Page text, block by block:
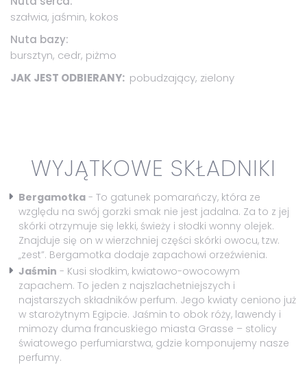
szałwia, jaśmin, kokos
Nuta bazy:
bursztyn, cedr, piżmo
JAK JEST ODBIERANY: pobudzający, zielony
WYJĄTKOWE SKŁADNIKI
Bergamotka - To gatunek pomarańczy, która ze
względu na swój gorzki smak nie jest jadalna. Za to z jej
skórki otrzymuje się lekki, świeży i słodki wonny olejek.
Znajduje się on w wierzchniej części skórki owocu, tzw.
„zest”. Bergamotka dodaje zapachowi orzeźwienia.
Jaśmin - Kusi słodkim, kwiatowo-owocowym
zapachem. To jeden z najszlachetniejszych i
najstarszych składników perfum. Jego kwiaty ceniono już
w starożytnym Egipcie. Jaśmin to obok róży, lawendy i
mimozy duma francuskiego miasta Grasse – stolicy
światowego perfumiarstwa, gdzie komponujemy nasze
perfumy.